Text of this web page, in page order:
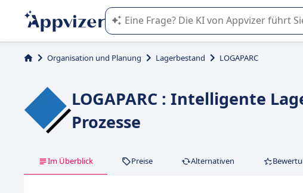
Die KI von Appvizer führt Sie bei der
Organisation und Planung Lagerbestand LOGAPARC
LOGAPARC : Intelligente
Prozesse
Im Überblick Preise Alternativen